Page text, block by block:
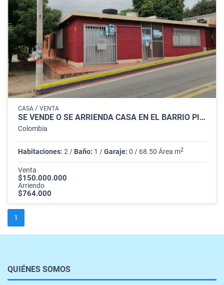
CASA / VENTA
SE VENDE O SE ARRIENDA CASA EN EL BARRIO PIEDECUESTA VILLA DEL ROSARIO
Colombia
Habitaciones: 2 / Baño: 1 /Garaje: 0 / 68.50 Área m2
Venta
$150.000.000
Arriendo
$764.000
1
QUIÉNES SOMOS